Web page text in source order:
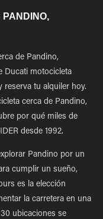
de Pandino,
Ducati motocicleta
reserva tu alquiler hoy.
cerca de Pandino,
por qué miles de
desde 1992.
Pandino por un
cumplir un sueño,
es la elección
la carretera en una
ubicaciones se